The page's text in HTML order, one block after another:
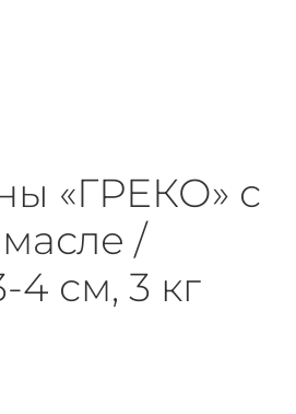
«ГРЕКО» с
/
4 см, 3 кг